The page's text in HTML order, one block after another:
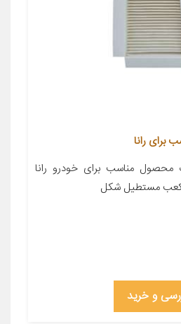
مناسب برای خودرو رانا
مکعب مستطیل شکل
و خرید